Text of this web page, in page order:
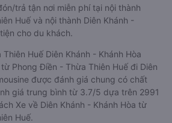
trả tận nơi miễn phí tại nội thành
Huế và nội thành Diên Khánh -
cho du khách.
Huế Diên Khánh - Khánh Hòa
Phong Điền - Thừa Thiên Huế đi Diên
được đánh giá chung có chất
giá trung bình từ 3.7/5 dựa trên 2991
Xe về Diên Khánh - Khánh Hòa từ
Huế.